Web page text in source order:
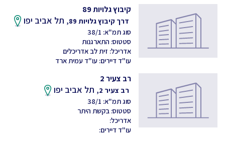
קיבוץ גלויות 89
דרך קיבוץ גלויות 89, תל אביב יפו
סוג תמ"א: 38/1
סטטוס: התארגנות
אדריכל: זית לב אדריכלים
עו"ד דיירים: עו"ד עמית ארד
רב צעיר 2
רב צעיר 2, תל אביב יפו
סוג תמ"א: 38/1
סטטוס: בקשת היתר
אדריכל:
עו"ד דיירים: